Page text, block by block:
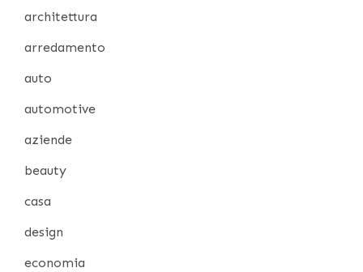
architettura
arredamento
auto
automotive
aziende
beauty
casa
design
economia